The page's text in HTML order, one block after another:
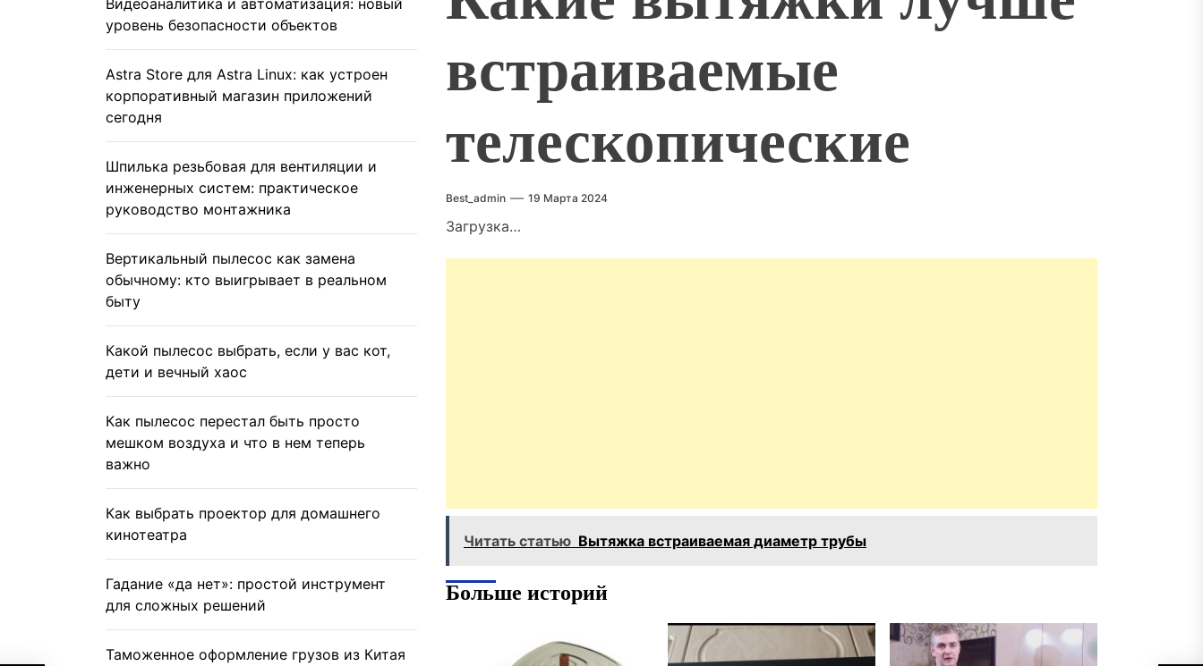
встраиваемые
телескопические
Best_admin 19 Марта 2024
Загрузка…
Читать статью Вытяжка встраиваемая диаметр трубы
Больше историй
Видеоаналитика и автоматизация: новый
уровень безопасности объектов
Astra Store для Astra Linux: как устроен
корпоративный магазин приложений
сегодня
Шпилька резьбовая для вентиляции и
инженерных систем: практическое
руководство монтажника
Вертикальный пылесос как замена
обычному: кто выигрывает в реальном
быту
Какой пылесос выбрать, если у вас кот,
дети и вечный хаос
Как пылесос перестал быть просто
мешком воздуха и что в нем теперь
важно
Как выбрать проектор для домашнего
кинотеатра
Гадание «да нет»: простой инструмент
для сложных решений
Таможенное оформление грузов из Китая